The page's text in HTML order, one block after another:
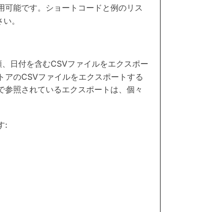
能です。ショートコードと例のリス
。
日付を含むCSVファイルをエクスポー
アのCSVファイルをエクスポートする
照されているエクスポートは、個々
: